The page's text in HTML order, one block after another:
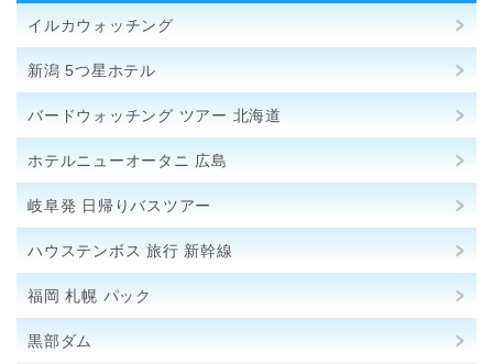
イルカウォッチング
新潟 5つ星ホテル
バードウォッチング ツアー 北海道
ホテルニューオータニ 広島
岐阜発 日帰りバスツアー
ハウステンボス 旅行 新幹線
福岡 札幌 パック
黒部ダム